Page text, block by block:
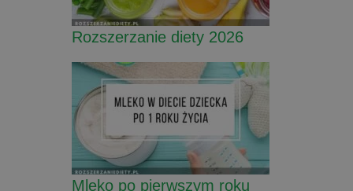
Rozszerzanie diety 2026
Mleko po pierwszym roku